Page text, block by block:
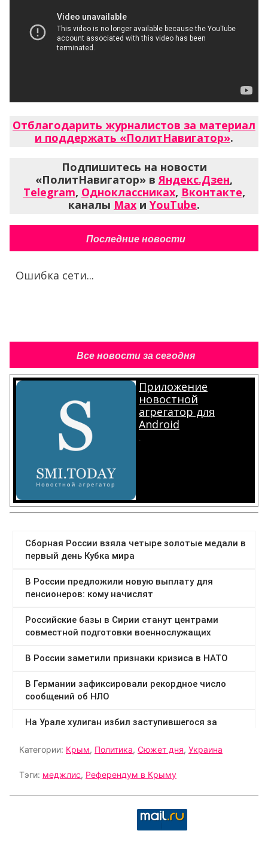
Отблагодарить журналистов за материал
и поддержать «ПолитНавигатор».
Подпишитесь на новости
«ПолитНавигатор» в Яндекс.Дзен,
Telegram, Одноклассниках, Вконтакте,
каналы Max и YouTube.
Последние новости
Ошибка сети...
Все новости за сегодня
Приложение
новостной
агрегатор для
Android
.
Категории: Крым, Политика, Сюжет дня, Украина
Тэги: меджлис, Референдум в Крыму